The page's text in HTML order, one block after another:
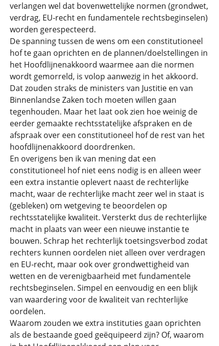
verlangen wel dat bovenwettelijke normen (grondwet,
verdrag, EU-recht en fundamentele rechtsbeginselen)
worden gerespecteerd.
De spanning tussen de wens om een constitutioneel
hof te gaan oprichten en de plannen/doelstellingen in
het Hoofdlijnenakkoord waarmee aan die normen
wordt gemorreld, is volop aanwezig in het akkoord.
Dat zouden straks de ministers van Justitie en van
Binnenlandse Zaken toch moeten willen gaan
tegenhouden. Maar het laat ook zien hoe weinig de
eerder gemaakte rechtsstatelijke afspraken en de
afspraak over een constitutioneel hof de rest van het
hoofdlijnenakkoord doordrenken.
En overigens ben ik van mening dat een
constitutioneel hof niet eens nodig is en alleen weer
een extra instantie oplevert naast de rechterlijke
macht, waar de rechterlijke macht zeer wel in staat is
(gebleken) om wetgeving te beoordelen op
rechtsstatelijke kwaliteit. Versterkt dus de rechterlijke
macht in plaats van weer een nieuwe instantie te
bouwen. Schrap het rechterlijk toetsingsverbod zodat
rechters kunnen oordelen niet alleen over verdragen
en EU-recht, maar ook over grondwettigheid van
wetten en de verenigbaarheid met fundamentele
rechtsbeginselen. Simpel en eenvoudig en een blijk
van waardering voor de kwaliteit van rechterlijke
oordelen.
Waarom zouden we extra instituties gaan oprichten
als de bestaande goed geëquipeerd zijn? Of, waarom